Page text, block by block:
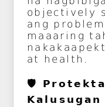
objectively
ang
maaaring
at health.
🛡️
Kalusugan